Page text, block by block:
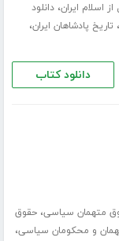
اسلام ایران،دانلود
، تاریخ پادشاهان ایران،
دانلود کتاب
متهمان سیاسی،حقوق
و محکومان سیاسی،